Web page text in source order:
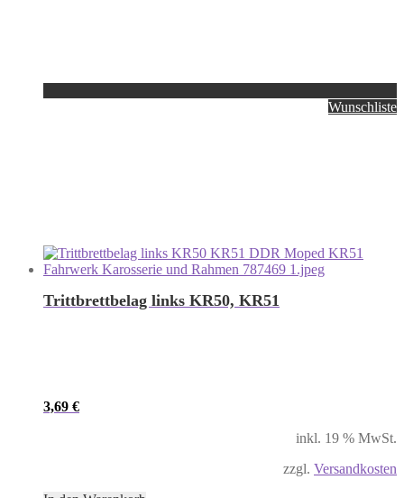
Wunschliste
Trittbrettbelag links KR50, KR51
3,69 €
inkl. 19 % MwSt.
zzgl. Versandkosten